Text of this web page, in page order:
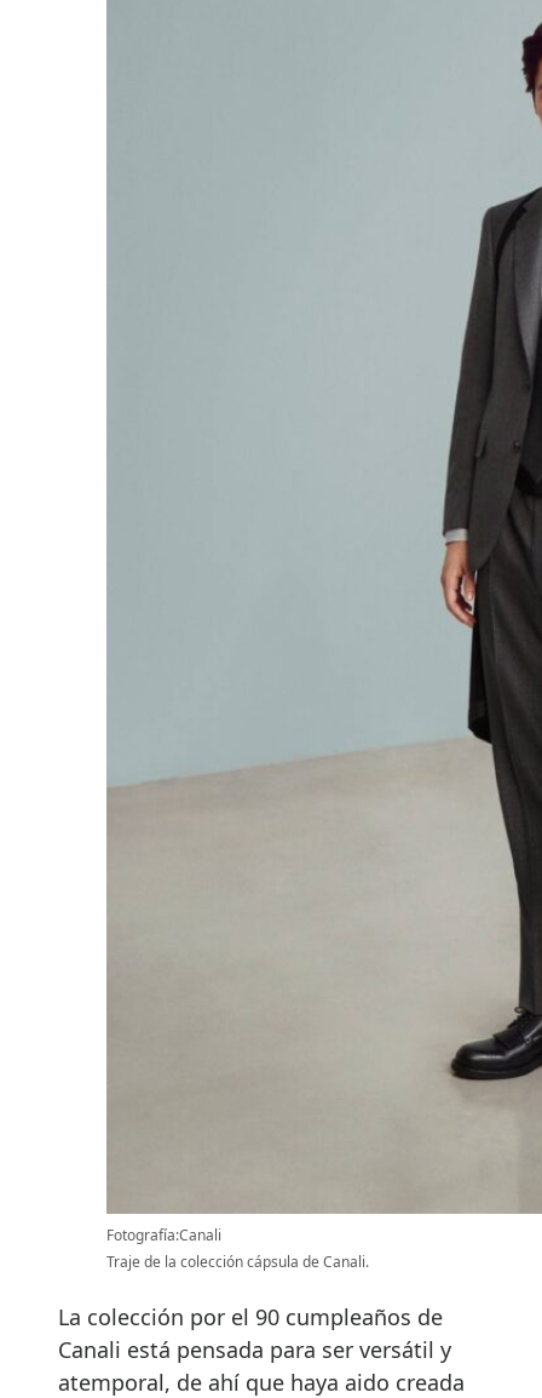
Fotografía:Canali
Traje de la colección cápsula de Canali.
La colección por el 90 cumpleaños de
Canali está pensada para ser versátil y
atemporal, de ahí que haya aido creada